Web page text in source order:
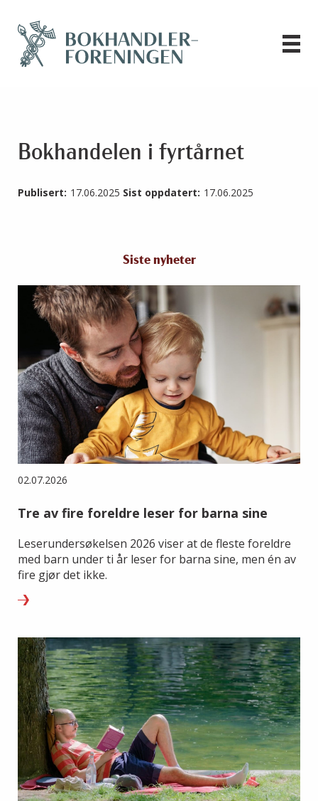
Bokhandelen i fyrtårnet
Publisert: 17.06.2025 Sist oppdatert: 17.06.2025
Siste nyheter
02.07.2026
Tre av fire foreldre leser for barna sine
Leserundersøkelsen 2026 viser at de fleste foreldre
med barn under ti år leser for barna sine, men én av
fire gjør det ikke.